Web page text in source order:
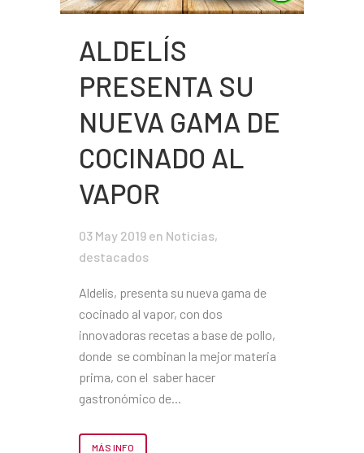
ALDELÍS
PRESENTA SU
NUEVA GAMA DE
COCINADO AL
VAPOR
03 May 2019 en Noticias,
destacados
Aldelís, presenta su nueva gama de
cocinado al vapor, con dos
innovadoras recetas a base de pollo,
donde se combinan la mejor materia
prima, con el saber hacer
gastronómico de...
MÁS INFO